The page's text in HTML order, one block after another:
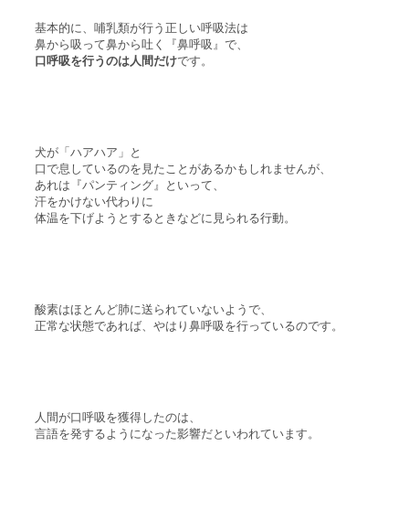
基本的に、哺乳類が行う正しい呼吸法は
鼻から吸って鼻から吐く『鼻呼吸』で、
口呼吸を行うのは人間だけです。
犬が「ハアハア」と
口で息しているのを見たことがあるかもしれませんが、
あれは『パンティング』といって、
汗をかけない代わりに
体温を下げようとするときなどに見られる行動。
酸素はほとんど肺に送られていないようで、
正常な状態であれば、やはり鼻呼吸を行っているのです。
人間が口呼吸を獲得したのは、
言語を発するようになった影響だといわれています。